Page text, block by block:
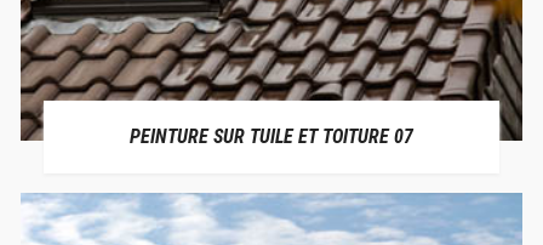
PEINTURE SUR TUILE ET TOITURE 07